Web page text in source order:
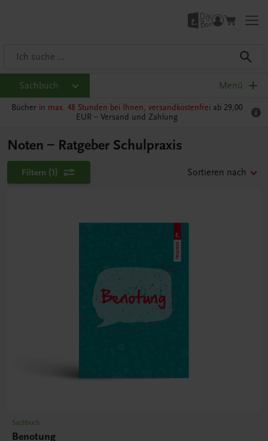
Sachbuch Menü
Bücher in max. 48 Stunden bei Ihnen, versandkostenfrei ab 29,00
EUR – Versand und Zahlung
Noten – Ratgeber Schulpraxis
Filtern (1) Sortieren nach
Sachbuch
Benotung